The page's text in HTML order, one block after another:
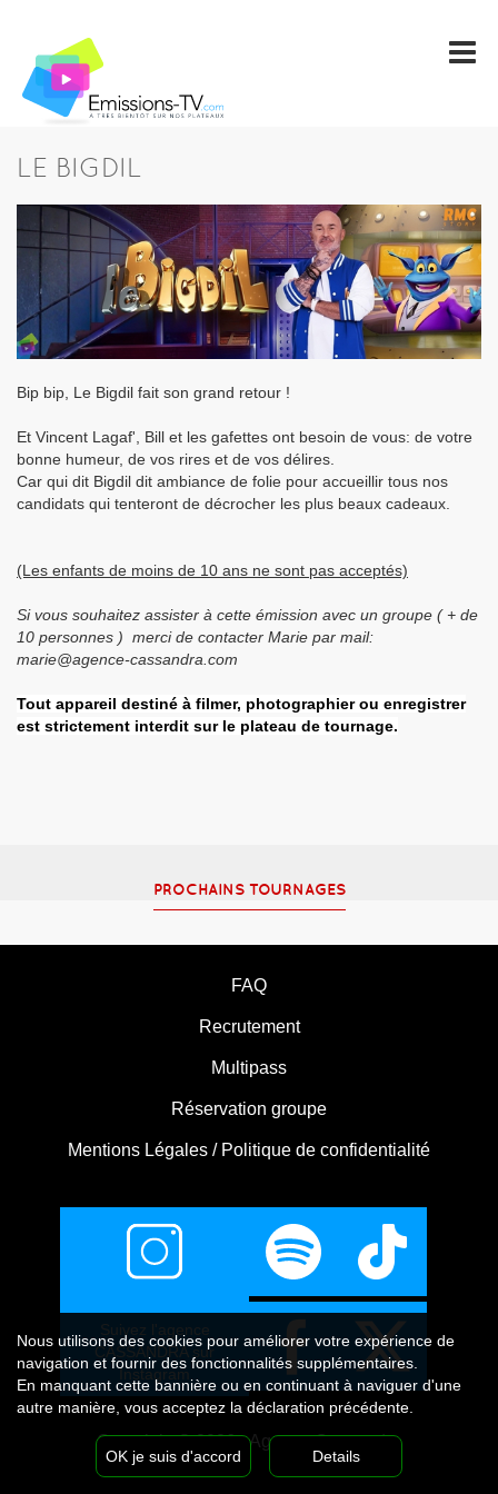
LE BIGDIL
Bip bip, Le Bigdil fait son grand retour !
Et Vincent Lagaf', Bill et les gafettes ont besoin de vous: de votre
bonne humeur, de vos rires et de vos délires.
Car qui dit Bigdil dit ambiance de folie pour accueillir tous nos
candidats qui tenteront de décrocher les plus beaux cadeaux.
(Les enfants de moins de 10 ans ne sont pas acceptés)
Si vous souhaitez assister à cette émission avec un groupe ( + de
10 personnes ) merci de contacter Marie par mail:
marie@agence-cassandra.com
Tout appareil destiné à filmer, photographier ou enregistrer
est strictement interdit sur le plateau de tournage.
PROCHAINS TOURNAGES
FAQ
Recrutement
Multipass
Réservation groupe
Mentions Légales / Politique de confidentialité
Suivez l'agence
CASSANDRA sur
Instagram
Copyright © 2026 - Agence Cassandra
Nous utilisons des cookies pour améliorer votre expérience de
navigation et fournir des fonctionnalités supplémentaires.
En manquant cette bannière ou en continuant à naviguer d'une
autre manière, vous acceptez la déclaration précédente.
OK je suis d'accord Details